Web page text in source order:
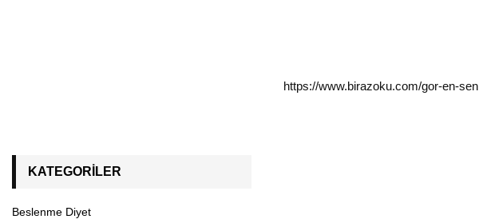
https://www.birazoku.com/gor-en-sen
KATEGORILER
Beslenme Diyet